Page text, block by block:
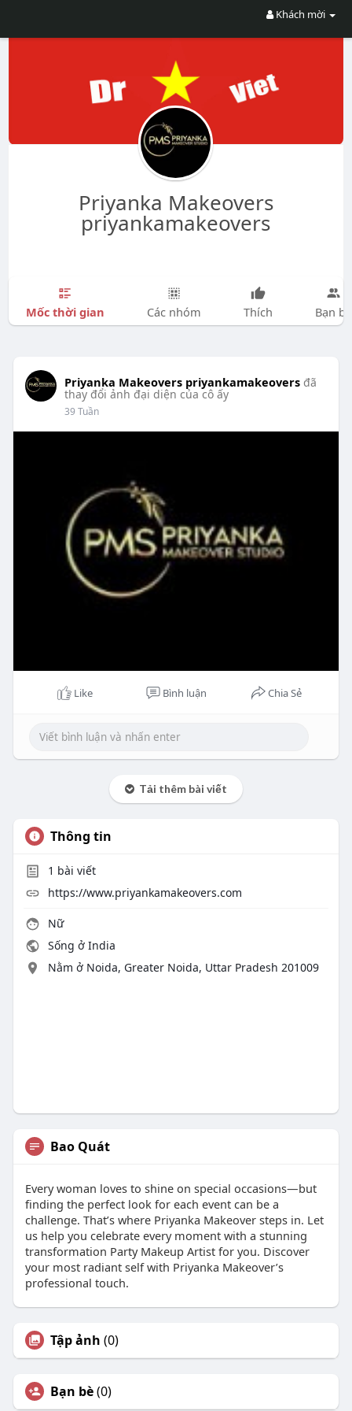
Khách mời
Priyanka Makeovers
priyankamakeovers
Mốc thời gian Các nhóm Thích Bạn bè
Priyanka Makeovers priyankamakeovers đã
thay đổi ảnh đại diện của cô ấy
39 Tuần
Like Bình luận Chia Sẻ
Tải thêm bài viết
Thông tin
1 bài viết
https://www.priyankamakeovers.com
Nữ
Sống ở India
Nằm ở Noida, Greater Noida, Uttar Pradesh 201009
Bao Quát
Every woman loves to shine on special occasions—but
finding the perfect look for each event can be a
challenge. That’s where Priyanka Makeover steps in. Let
us help you celebrate every moment with a stunning
transformation Party Makeup Artist for you. Discover
your most radiant self with Priyanka Makeover’s
professional touch.
Tập ảnh (0)
Bạn bè(0)